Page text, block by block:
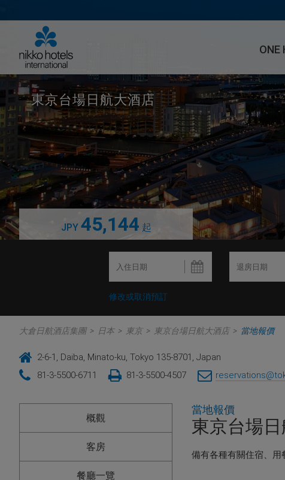
ONE
東京台場日航大酒店
JPY 45,144 起
修改或取消預訂
大倉日航酒店集團 > 日本 > 東京 > 東京台場日航大酒店 > 當地報價
2-6-1, Daiba, Minato-ku, Tokyo 135-8701, Japan
81-3-5500-6711
81-3-5500-4507
概觀
客房
餐廳一覽
當地報價
東京台場
備有各種有關住宿、用